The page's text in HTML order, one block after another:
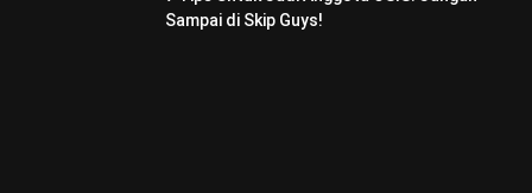
Sampai di Skip Guys!